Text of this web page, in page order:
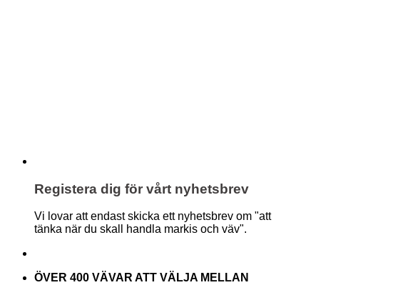
Registera dig för vårt nyhetsbrev
Vi lovar att endast skicka ett nyhetsbrev om "att
tänka när du skall handla markis och väv".
ÖVER 400 VÄVAR ATT VÄLJA MELLAN